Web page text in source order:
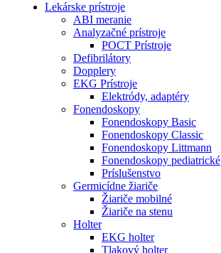
Lekárske prístroje
ABI meranie
Analyzačné prístroje
POCT Prístroje
Defibrilátory
Dopplery
EKG Prístroje
Elektródy, adaptéry
Fonendoskopy
Fonendoskopy Basic
Fonendoskopy Classic
Fonendoskopy Littmann
Fonendoskopy pediatrické
Príslušenstvo
Germicídne žiariče
Žiariče mobilné
Žiariče na stenu
Holter
EKG holter
Tlakový holter